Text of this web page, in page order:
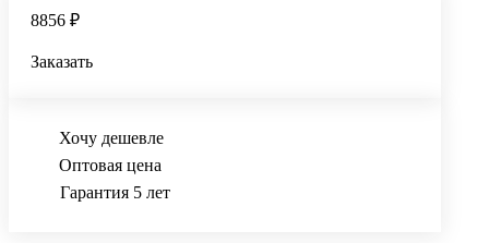
8856 ₽
Заказать
Хочу дешевле
Оптовая цена
Гарантия 5 лет